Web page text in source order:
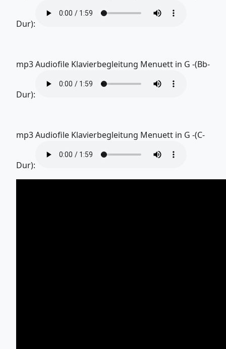
Dur):
mp3 Audiofile Klavierbegleitung Menuett in G -(Bb-
Dur):
mp3 Audiofile Klavierbegleitung Menuett in G -(C-
Dur):